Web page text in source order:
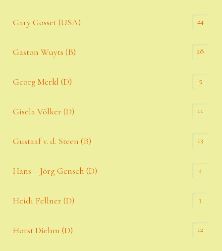
Gary Gosset (USA) 24
Gaston Wuyts (B) 28
Georg Merkl (D) 5
Gisela Völker (D) 11
Gustaaf v. d. Steen (B) 13
Hans – Jörg Gensch (D) 4
Heidi Fellner (D) 3
Horst Diehm (D) 12